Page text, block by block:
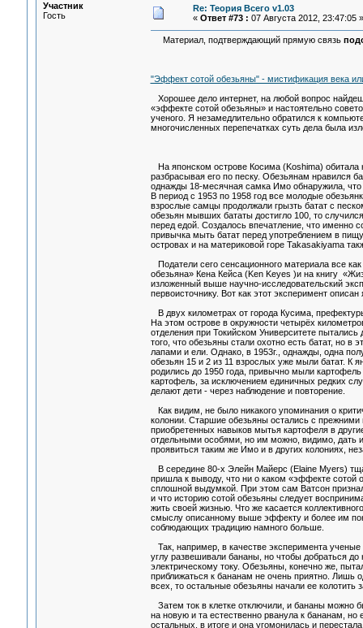
Участник
Гость
Re: Теория Всего v1.03
« Ответ #73 : 07 Августа 2012, 23:47:05 »
Материал, подтверждающий прямую связь
"Эффект сотой обезьяны" - мистификация века
Хорошее дело интернет, на любой вопрос
«эффекте сотой обезьяны» и настоятельно
ученого. Я незамедлительно обратился к
многочисленных перепечатках суть дела была
На японском острове Косима (Koshima) обитала
разбрасывая его по песку. Обезьянам нравился
однажды 18-месячная самка Имо обнаружила,
В период с 1953 по 1958 год все молодые
взрослые самцы продолжали грызть батат с
обезьян мывших бататы достигло 100, то
перед едой. Создалось впечатление, что именно
привычка мыть батат перед употреблением в
островах и на материковой горе Takasakiyama
Податели сего сенсационного материала все
обезьяна» Кена Кейса (Ken Keyes )и на книгу
изложенный выше научно-исследовательский
первоисточнику. Вот как этот эксперимент
В двух километрах от города Кусима,
На этом острове в окружности четырёх
отделения при Токийском Университете
того, что обезьяны стали охотно есть батат, но
лапами и ели. Однако, в 1953г., однажды, одна
обезьян 15 и 2 из 11 взрослых уже мыли батат. К
родились до 1950 года, привычно мыли
картофель, за исключением единичных редких
делают дети - через наблюдение и повторение.
Как видим, не было никакого упоминания о
колонии. Старшие обезьяны остались с
приобретенных навыков мытья картофеля в
отдельными особями, но им можно, видимо, дать
проявиться таким же Имо и в других колониях,
В середине 80-х Элейн Майерс (Elaine Myers)
пришла к выводу, что ни о каком «эффекте сотой
сплошной выдумкой. При этом сам Ватсон
и что историю сотой обезьяны следует
жить своей жизнью. Что же касается
смыслу описанному выше эффекту и более им
соблюдающих традицию намного больше.
Так, например, в качестве эксперимента
углу развешивали бананы, но чтобы добраться
электрическому току. Обезьяны, конечно же,
приближаться к бананам не очень приятно. Лишь
всех, то остальные обезьяны начали ее
Затем ток в клетке отключили, и бананы можно
на новую и та естественно рванула к бананам,
остальных, в итоге и она угомонилась и